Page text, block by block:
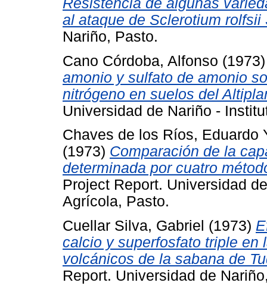
al ataque de Sclerotium rolfsii
Nariño, Pasto.
Cano Córdoba, Alfonso
amonio y sulfato de amonio
nitrógeno en suelos del
Universidad de Nariño -
Chaves de los Ríos, Eduardo
(1973) Comparación de la
determinada por cuatro
Project Report. Universidad
Agrícola, Pasto.
Cuellar Silva, Gabriel (1973)
calcio y superfosfato triple en
volcánicos de la sabana de
Report. Universidad de